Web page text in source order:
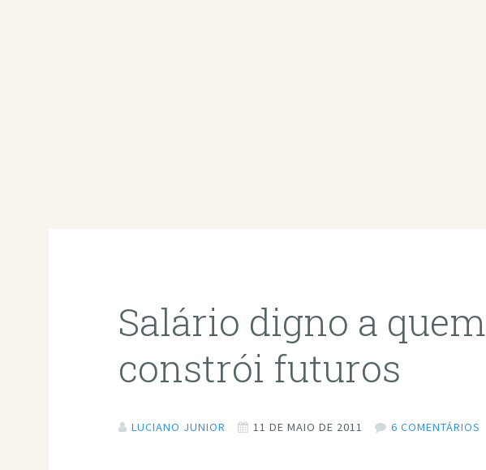
Salário digno a quem
constrói futuros
LUCIANO JUNIOR 11 DE MAIO DE 2011 6 COMENTÁRIOS